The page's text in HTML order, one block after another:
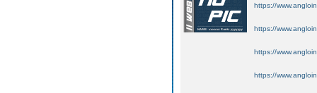
https://
https://
https://
https://